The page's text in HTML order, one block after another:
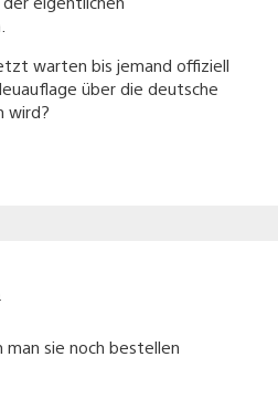
warten bis jemand offiziell
über die deutsche
wird?
sie noch bestellen